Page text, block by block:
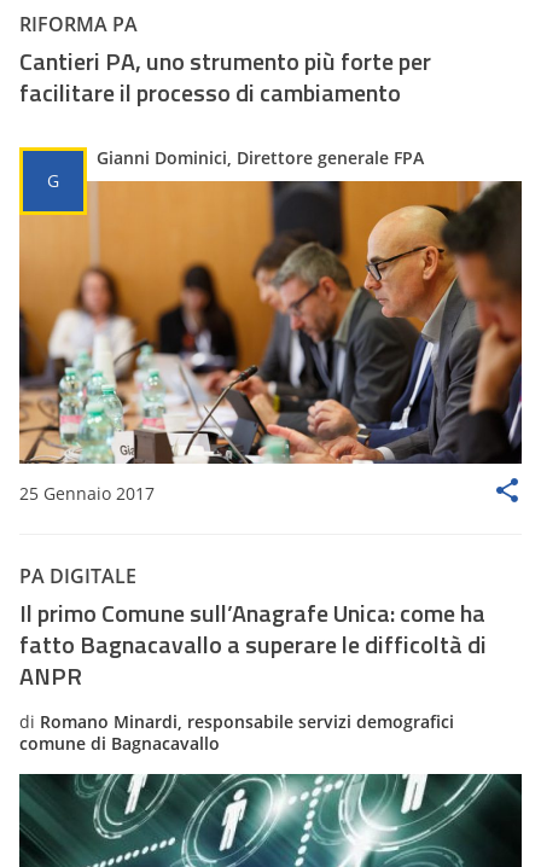
RIFORMA PA
Cantieri PA, uno strumento più forte per
facilitare il processo di cambiamento
G
Gianni Dominici, Direttore generale FPA
25 Gennaio 2017
PA DIGITALE
Il primo Comune sull’Anagrafe Unica: come ha
fatto Bagnacavallo a superare le difficoltà di
ANPR
di Romano Minardi, responsabile servizi demografici
comune di Bagnacavallo